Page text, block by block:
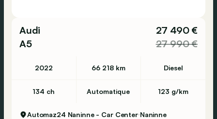
Audi
A5
27 490 €
27 990 €
2022 66 218 km Diesel
134 ch Automatique 123 g/km
Automaz24 Naninne - Car Center Naninne